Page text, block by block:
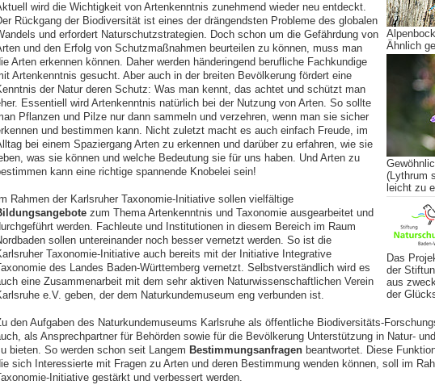
Ähnlich
(Lythrum
leicht zu
Das
der
aus
der
wird die Wichtigkeit von Artenkenntnis zunehmend wieder neu entdeckt.
Rückgang der Biodiversität ist eines der drängendsten Probleme des globalen
und erfordert Naturschutzstrategien. Doch schon um die Gefährdung von
und den Erfolg von Schutzmaßnahmen beurteilen zu können, muss man
Arten erkennen können. Daher werden händeringend berufliche Fachkundige
Artenkenntnis gesucht. Aber auch in der breiten Bevölkerung fördert eine
der Natur deren Schutz: Was man kennt, das achtet und schützt man
Essentiell wird Artenkenntnis natürlich bei der Nutzung von Arten. So sollte
Pflanzen und Pilze nur dann sammeln und verzehren, wenn man sie sicher
und bestimmen kann. Nicht zuletzt macht es auch einfach Freude, im
bei einem Spaziergang Arten zu erkennen und darüber zu erfahren, wie sie
was sie können und welche Bedeutung sie für uns haben. Und Arten zu
kann eine richtige spannende Knobelei sein!
Rahmen der Karlsruher Taxonomie-Initiative sollen vielfältige
zum Thema Artenkenntnis und Taxonomie ausgearbeitet und
werden. Fachleute und Institutionen in diesem Bereich im Raum
sollen untereinander noch besser vernetzt werden. So ist die
Taxonomie-Initiative auch bereits mit der Initiative Integrative
des Landes Baden-Württemberg vernetzt. Selbstverständlich wird es
eine Zusammenarbeit mit dem sehr aktiven Naturwissenschaftlichen Verein
e.V. geben, der dem Naturkundemuseum eng verbunden ist.
den Aufgaben des Naturkundemuseums Karlsruhe als öffentliche Biodiversitäts-
als Ansprechpartner für Behörden sowie für die Bevölkerung Unterstützung in Natur-
bieten. So werden schon seit Langem Bestimmungsanfragenbeantwortet. Diese
sich Interessierte mit Fragen zu Arten und deren Bestimmung wenden können, soll im
Initiative gestärkt und verbessert werden.